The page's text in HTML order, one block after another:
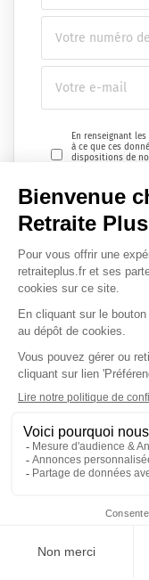
En renseignant
à ce que ces
dispositions de
Nous vous informons
démarchage
SUIVEZ-
Protection données
Mentions légales|
au démarchage
© 2026 Retraite